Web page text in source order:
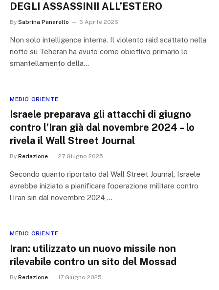
DEGLI ASSASSINII ALL’ESTERO
By Sabrina Panarello 6 Aprile 2026
Non solo intelligence interna. Il violento raid scattato nella
notte su Teheran ha avuto come obiettivo primario lo
smantellamento della…
MEDIO ORIENTE
Israele preparava gli attacchi di giugno
contro l’Iran già dal novembre 2024 – lo
rivela il Wall Street Journal
By Redazione 27 Giugno 2025
Secondo quanto riportato dal Wall Street Journal, Israele
avrebbe iniziato a pianificare l’operazione militare contro
l’Iran sin dal novembre 2024,…
MEDIO ORIENTE
Iran: utilizzato un nuovo missile non
rilevabile contro un sito del Mossad
By Redazione 17 Giugno 2025